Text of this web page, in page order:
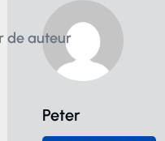
de auteur
Peter